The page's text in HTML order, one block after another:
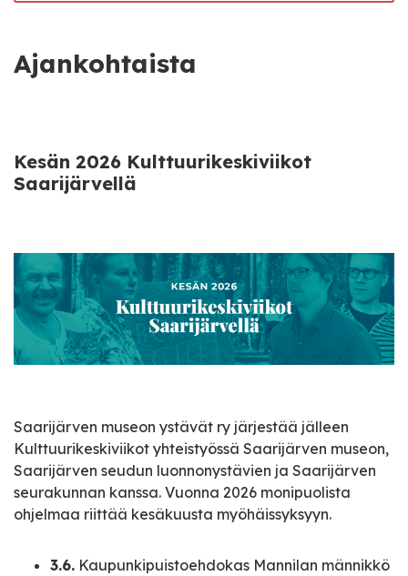
Ajankohtaista
Kesän 2026 Kulttuurikeskiviikot
Saarijärvellä
Saarijärven museon ystävät ry järjestää jälleen
Kulttuurikeskiviikot yhteistyössä Saarijärven museon,
Saarijärven seudun luonnonystävien ja Saarijärven
seurakunnan kanssa. Vuonna 2026 monipuolista
ohjelmaa riittää kesäkuusta myöhäissyksyyn.
3.6. Kaupunkipuistoehdokas Mannilan männikkö